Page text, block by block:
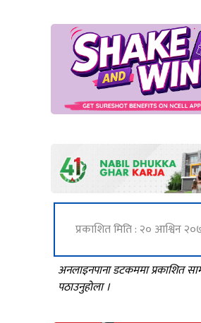
प्रकाशित मिति : २० आश्विन
अनलाइनपाना डटकममा प्रकाशित
पठाउनुहोला ।